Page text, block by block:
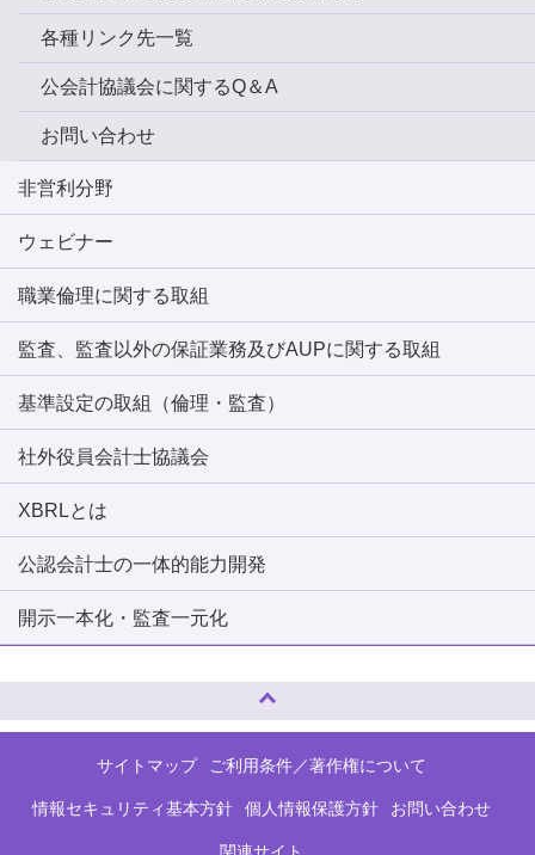
各種リンク先一覧
公会計協議会に関するQ＆A
お問い合わせ
非営利分野
ウェビナー
職業倫理に関する取組
監査、監査以外の保証業務及びAUPに関する取組
基準設定の取組（倫理・監査）
社外役員会計士協議会
XBRLとは
公認会計士の一体的能力開発
開示一本化・監査一元化
サイトマップ ご利用条件／著作権について
情報セキュリティ基本方針 個人情報保護方針 お問い合わせ